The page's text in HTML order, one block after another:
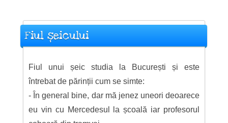
Fiul șeicului
Fiul unui șeic studia la București și este
întrebat de părinții cum se simte:
- În general bine, dar mă jenez uneori deoarece
eu vin cu Mercedesul la școală iar profesorul